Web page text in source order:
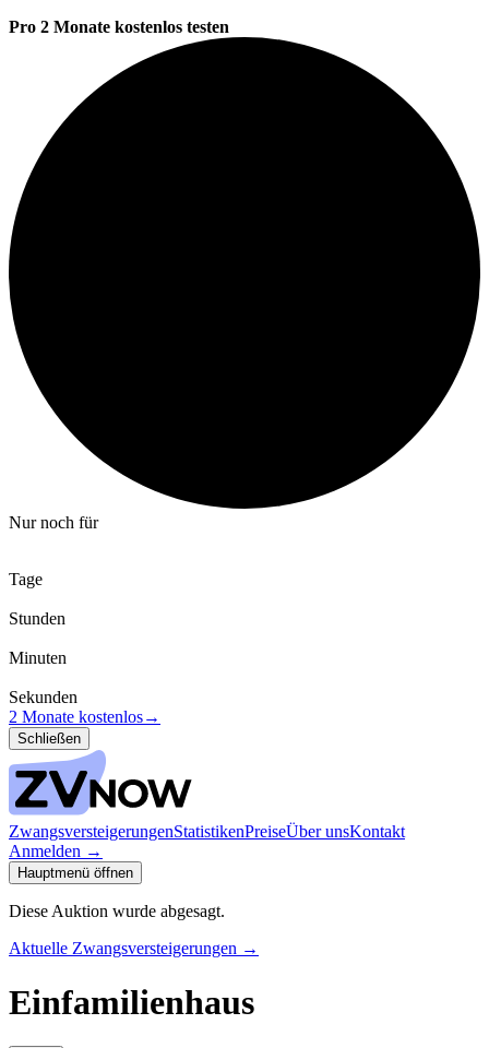
Pro 2 Monate kostenlos testen
Nur noch für
Tage
Stunden
Minuten
Sekunden
2 Monate kostenlos→
Schließen
ZwangsversteigerungenStatistikenPreiseÜber unsKontakt
Anmelden →
Hauptmenü öffnen
Diese Auktion wurde abgesagt.
Aktuelle Zwangsversteigerungen →
Einfamilienhaus